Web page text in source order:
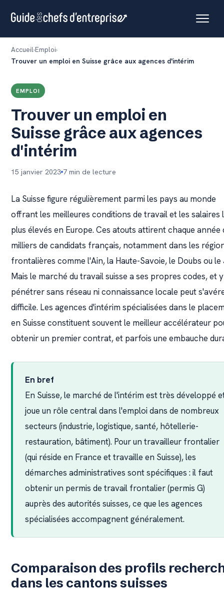
Accueil Emploi
Trouver un emploi en Suisse grâce aux agences d'intérim
EMPLOI
Trouver un emploi en
Suisse grâce aux agences
d'intérim
15 janvier 2023 7 min de lecture
La Suisse figure régulièrement parmi les pays au monde
offrant les meilleures conditions de travail et les salaires
plus élevés en Europe. Ces atouts attirent chaque année
milliers de candidats français, notamment dans les
frontalières comme l'Ain, la Haute-Savoie, le Doubs ou le
Mais le marché du travail suisse a ses propres codes, et y
pénétrer sans réseau ni connaissance locale peut
difficile. Les agences d'intérim spécialisées dans le
en Suisse constituent souvent le meilleur accélérateur
obtenir un premier contrat, et parfois une embauche
En bref
En Suisse, le marché de l'intérim est très développé
joue un rôle central dans l'emploi dans de nombreux
secteurs (industrie, logistique, santé, hôtellerie-
restauration, bâtiment). Pour un travailleur frontalier
(qui réside en France et travaille en Suisse), les
démarches administratives sont spécifiques : il faut
obtenir un permis de travail frontalier (permis G)
auprès des autorités suisses, ce que les agences
spécialisées accompagnent généralement.
Comparaison des profils
dans les cantons suisses